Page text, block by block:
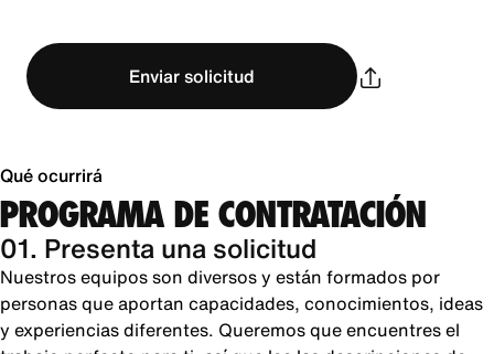
Enviar solicitud
Qué ocurrirá
PROGRAMA DE CONTRATACIÓN
01. Presenta una solicitud
Nuestros equipos son diversos y están formados por
personas que aportan capacidades, conocimientos, ideas
y experiencias diferentes. Queremos que encuentres el